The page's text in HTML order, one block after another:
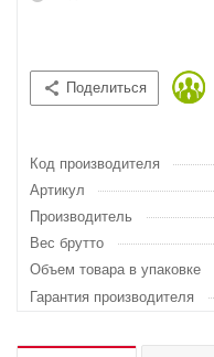
Поделиться
Код производителя
Артикул
Производитель
Вес брутто
Объем товара в упаковке
Гарантия производителя